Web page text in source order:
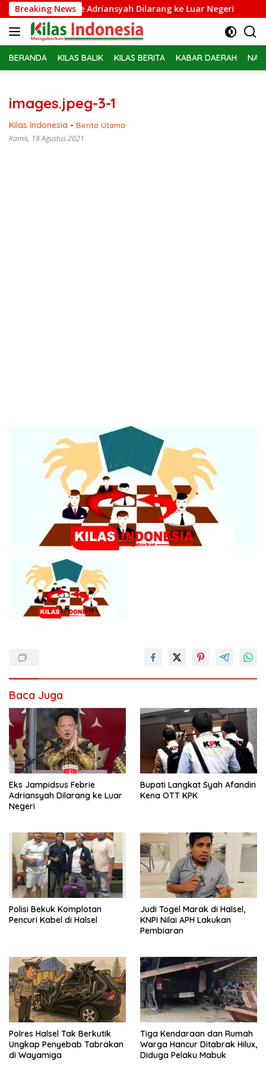
Langsung
ke
konten
Breaking News
Febrie Adriansyah Dilarang ke Luar Negeri
BERANDA KILAS BALIK KILAS BERITA KABAR DAERAH
images.jpeg-3-1
Kilas Indonesia - Berita Utama
Kamis, 19 Agustus 2021
Baca Juga
Eks Jampidsus Febrie
Adriansyah Dilarang ke Luar
Negeri
Bupati Langkat Syah Afandin
Kena OTT KPK
Polisi Bekuk Komplotan
Pencuri Kabel di Halsel
Judi Togel Marak di Halsel,
KNPI Nilai APH Lakukan
Pembiaran
Polres Halsel Tak Berkutik
Ungkap Penyebab Tabrakan
di Wayamiga
Tiga Kendaraan dan Rumah
Warga Hancur Ditabrak Hilux,
Diduga Pelaku Mabuk